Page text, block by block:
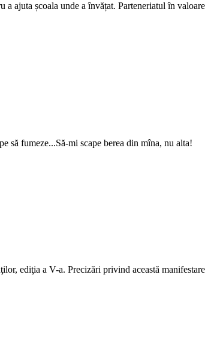
ajuta școala unde a învățat. Parteneriatul în valoare
să fumeze...Să-mi scape berea din mîna, nu alta!
ediţia a V-a. Precizări privind această manifestare